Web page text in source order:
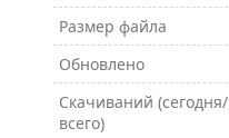
Размер файла
Обновлено
Скачиваний (сегодня/
всего)